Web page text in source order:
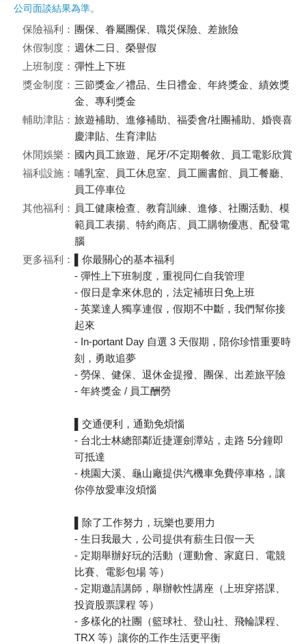
公司面談結果為準。
保險福利： 團保、眷屬團保、職災保險、差旅險
休假制度： 週休二日、榮譽假
上班制度： 彈性上下班
獎金制度： 三節獎金／禮品、生日禮金、年終獎金、績效獎
金、專利獎金
輔助津貼： 旅遊補助、進修補助、福委會/社團補助、婚喪喜
慶津貼、生育津貼
休閒娛樂： 國內員工旅遊、尾牙/不定期餐敘、員工電影欣賞
福利設施： 哺乳室、員工休息室、員工圖書館、員工餐廳、
員工停車位
其他福利： 員工健康檢查、教育訓練、進修、社團活動、模
範員工表揚、特約商店、員工購物優惠、配發電
腦
更多福利：
▌你最關心的基本福利
- 彈性上下班制度，重視同仁自我管理
- 假日是拿來休息的，法定補班日免上班
- 英業達人獨享連假，假期不中斷，我們幫你接
起來
- In-portant Day 自選 3 天假期，陪你珍惜重要時
刻，勇敢追夢
- 勞保、健保、退休金提撥、團保、出差旅平險
- 年終獎金 / 員工酬勞
▌交通便利，通勤免煩惱
- 台北士林總部鄰近捷運劍潭站，走路 5分鐘即
可抵達
- 桃園大溪、龜山廠提供汽機車免費停車格，讓
你停放愛車沒煩惱
▌除了工作努力，玩樂也要用力
- 生日我最大，公司提供有薪生日假一天
- 定期舉辦好玩的活動（運動會、家庭日、電競
比賽、電影包場 等）
- 定期邀請講師，舉辦軟性講座（上班穿搭課、
投資股票課程 等）
- 多樣化的社團（籃球社、登山社、飛輪課程、
TRX 等）讓你的工作生活更平衡